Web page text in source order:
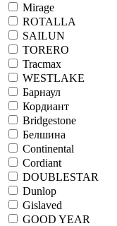
Mirage
ROTALLA
SAILUN
TORERO
Tracmax
WESTLAKE
Барнаул
Кордиант
Bridgestone
Белшина
Continental
Cordiant
DOUBLESTAR
Dunlop
Gislaved
GOOD YEAR